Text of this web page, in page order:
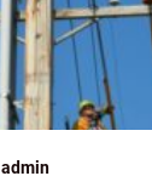
admin